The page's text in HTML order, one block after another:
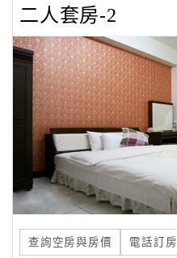
客
聯
絡
單
Line
上
客
二人套房-2
查詢空房與房價 電話訂房